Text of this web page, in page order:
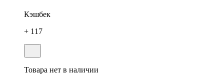
Кэшбек
+ 117
Товара нет в наличии